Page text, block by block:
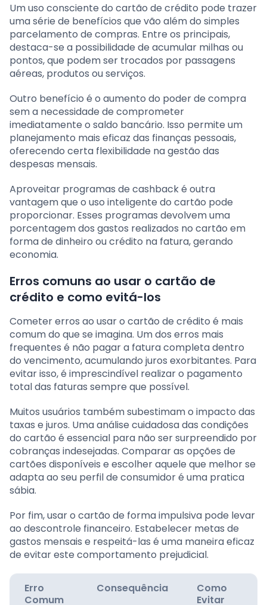
Um uso consciente do cartão de crédito pode trazer
uma série de benefícios que vão além do simples
parcelamento de compras. Entre os principais,
destaca-se a possibilidade de acumular milhas ou
pontos, que podem ser trocados por passagens
aéreas, produtos ou serviços.
Outro benefício é o aumento do poder de compra
sem a necessidade de comprometer
imediatamente o saldo bancário. Isso permite um
planejamento mais eficaz das finanças pessoais,
oferecendo certa flexibilidade na gestão das
despesas mensais.
Aproveitar programas de cashback é outra
vantagem que o uso inteligente do cartão pode
proporcionar. Esses programas devolvem uma
porcentagem dos gastos realizados no cartão em
forma de dinheiro ou crédito na fatura, gerando
economia.
Erros comuns ao usar o cartão de
crédito e como evitá-los
Cometer erros ao usar o cartão de crédito é mais
comum do que se imagina. Um dos erros mais
frequentes é não pagar a fatura completa dentro
do vencimento, acumulando juros exorbitantes. Para
evitar isso, é imprescindível realizar o pagamento
total das faturas sempre que possível.
Muitos usuários também subestimam o impacto das
taxas e juros. Uma análise cuidadosa das condições
do cartão é essencial para não ser surpreendido por
cobranças indesejadas. Comparar as opções de
cartões disponíveis e escolher aquele que melhor se
adapta ao seu perfil de consumidor é uma pratica
sábia.
Por fim, usar o cartão de forma impulsiva pode levar
ao descontrole financeiro. Estabelecer metas de
gastos mensais e respeitá-las é uma maneira eficaz
de evitar este comportamento prejudicial.
Erro
Comum
Consequência
Como
Evitar